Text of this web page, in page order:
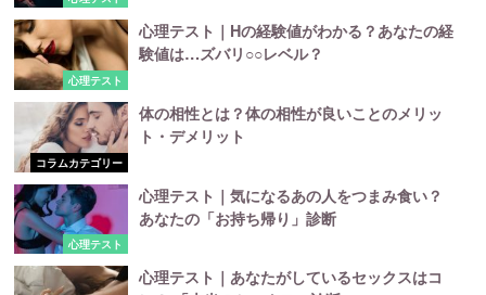
心理テスト
心理テスト｜Hの経験値がわかる？あなたの経
験値は…ズバリ○○レベル？
コラムカテゴリー
体の相性とは？体の相性が良いことのメリッ
ト・デメリット
心理テスト
心理テスト｜気になるあの人をつまみ食い？
あなたの「お持ち帰り」診断
心理テスト｜あなたがしているセックスはコ